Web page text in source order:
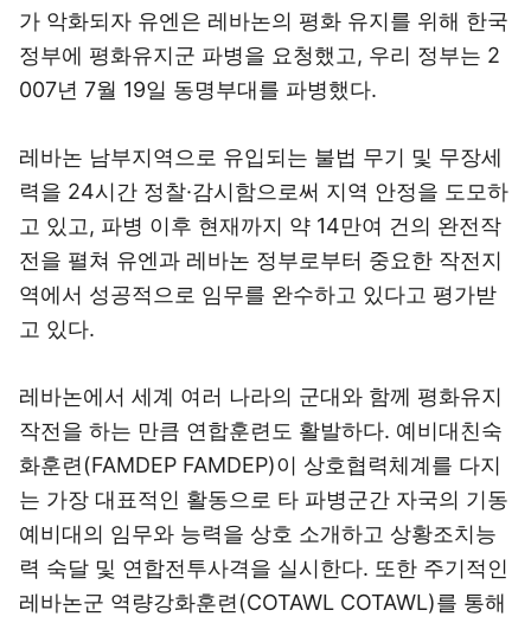
가 악화되자 유엔은 레바논의 평화 유지를 위해 한국
정부에 평화유지군 파병을 요청했고, 우리 정부는 2
007년 7월 19일 동명부대를 파병했다.
레바논 남부지역으로 유입되는 불법 무기 및 무장세
력을 24시간 정찰·감시함으로써 지역 안정을 도모하
고 있고, 파병 이후 현재까지 약 14만여 건의 완전작
전을 펼쳐 유엔과 레바논 정부로부터 중요한 작전지
역에서 성공적으로 임무를 완수하고 있다고 평가받
고 있다.
레바논에서 세계 여러 나라의 군대와 함께 평화유지
작전을 하는 만큼 연합훈련도 활발하다. 예비대친숙
화훈련(FAMDEP FAMDEP)이 상호협력체계를 다지
는 가장 대표적인 활동으로 타 파병군간 자국의 기동
예비대의 임무와 능력을 상호 소개하고 상황조치능
력 숙달 및 연합전투사격을 실시한다. 또한 주기적인
레바논군 역량강화훈련(COTAWL COTAWL)를 통해